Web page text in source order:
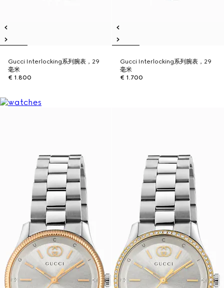
Gucci Interlocking系列腕表，29
毫米
€ 1.800
Gucci Interlocking系列腕表，29
毫米
€ 1.700